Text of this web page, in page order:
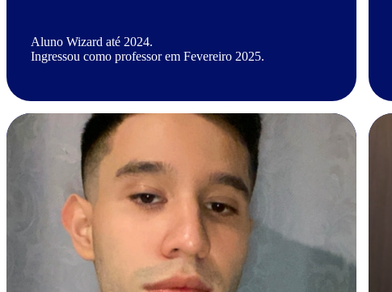
Aluno Wizard até 2024.
Ingressou como professor em Fevereiro 2025.